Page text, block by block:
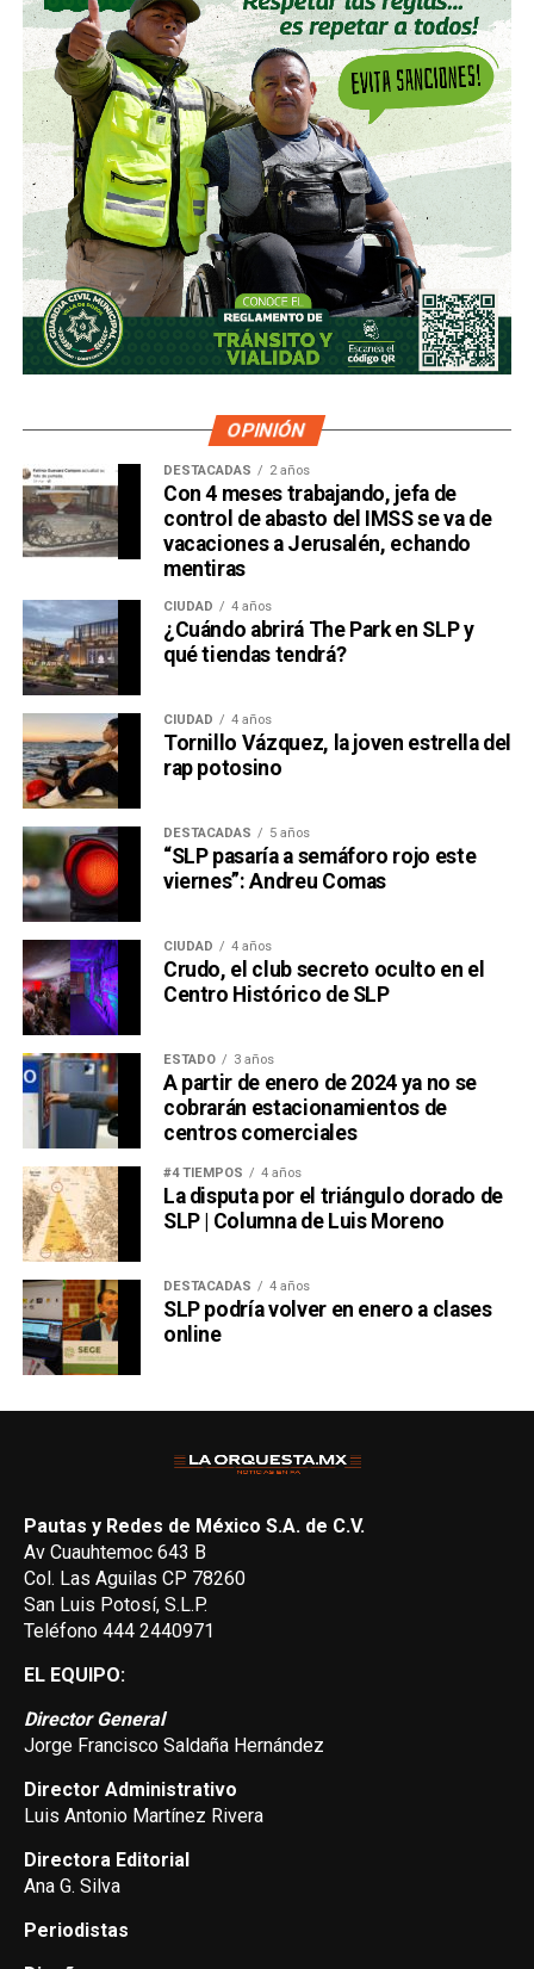
OPINIÓN
DESTACADAS 2 años
Con 4 meses trabajando, jefa de
control de abasto del IMSS se va de
vacaciones a Jerusalén, echando
mentiras
CIUDAD 4 años
¿Cuándo abrirá The Park en SLP y
qué tiendas tendrá?
CIUDAD 4 años
Tornillo Vázquez, la joven estrella del
rap potosino
DESTACADAS 5 años
“SLP pasaría a semáforo rojo este
viernes”: Andreu Comas
CIUDAD 4 años
Crudo, el club secreto oculto en el
Centro Histórico de SLP
ESTADO 3 años
A partir de enero de 2024 ya no se
cobrarán estacionamientos de
centros comerciales
#4 TIEMPOS 4 años
La disputa por el triángulo dorado de
SLP | Columna de Luis Moreno
DESTACADAS 4 años
SLP podría volver en enero a clases
online
Pautas y Redes de México S.A. de C.V.
Av Cuauhtemoc 643 B
Col. Las Aguilas CP 78260
San Luis Potosí, S.L.P.
Teléfono 444 2440971
EL EQUIPO:
Director General
Jorge Francisco Saldaña Hernández
Director Administrativo
Luis Antonio Martínez Rivera
Directora Editorial
Ana G. Silva
Periodistas